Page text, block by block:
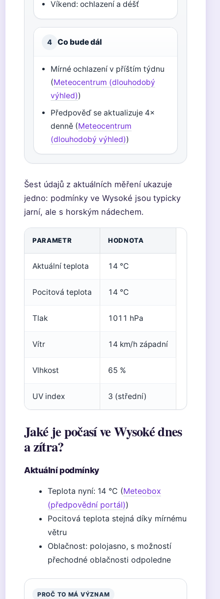
Víkend: ochlazení a déšť
4 Co bude dál
Mírné ochlazení v příštím týdnu
(Meteocentrum (dlouhodobý
výhled))
Předpověď se aktualizuje 4×
denně (Meteocentrum
(dlouhodobý výhled))
Šest údajů z aktuálních měření ukazuje
jedno: podmínky ve Wysoké jsou typicky
jarní, ale s horským nádechem.
PARAMETR HODNOTA
Aktuální teplota 14 °C
Pocitová teplota 14 °C
Tlak 1011 hPa
Vítr 14 km/h západní
Vlhkost 65 %
UV index 3 (střední)
Jaké je počasí ve Wysoké dnes
a zítra?
Aktuální podmínky
Teplota nyní: 14 °C (Meteobox
(předpovědní portál))
Pocitová teplota stejná díky mírnému
větru
Oblačnost: polojasno, s možností
přechodné oblačnosti odpoledne
PROČ TO MÁ VÝZNAM